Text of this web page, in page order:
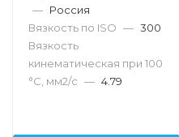
— Россия
Вязкость по ISO — 300
Вязкость
кинематическая при 100
°С, мм2/с — 4.79